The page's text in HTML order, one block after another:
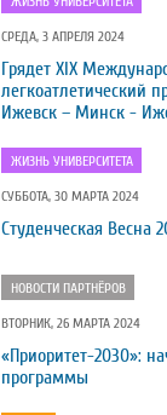
СРЕДА, 3 АПРЕЛЯ 2024
Грядет XIX
легкоатлетический
Ижевск – Минск -
ЖИЗНЬ УНИВЕРСИТЕТА
СУББОТА, 30 МАРТА 2024
Студенческая Весна
НОВОСТИ ПАРТНЁРОВ
ВТОРНИК, 26 МАРТА 2024
«Приоритет-2030»:
программы